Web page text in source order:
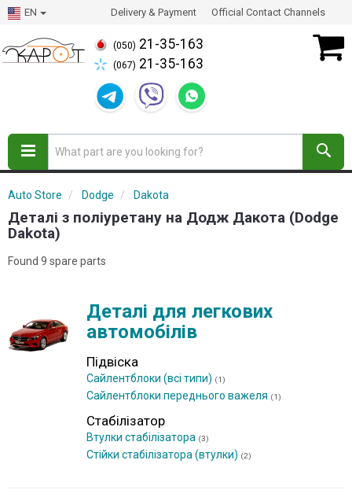
EN Delivery & Payment Official Contact Channels
(050) 21-35-163
(067) 21-35-163
Auto Store Dodge Dakota
Деталі з поліуретану на Додж Дакота (Dodge
Dakota)
Found 9 spare parts
Деталі для легкових
автомобілів
Підвіска
Сайлентблоки (всі типи) (1)
Сайлентблоки переднього важеля (1)
Стабілізатор
Втулки стабілізатора (3)
Стійки стабілізатора (втулки) (2)